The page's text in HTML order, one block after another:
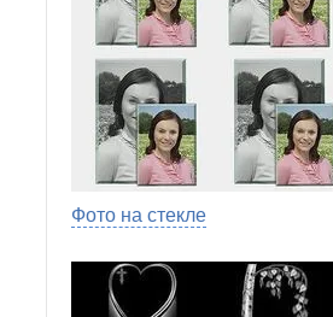
Фото на стекле